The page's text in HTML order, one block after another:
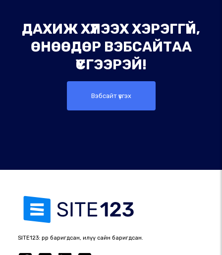
ДАХИЖ ХҮЛЭЭХ ХЭРЭГГҮЙ,
ӨНӨӨДӨР ВЭБСАЙТАА
ҮҮСГЭЭРЭЙ!
Вэбсайт үүсгэх
SITE123: өөрөөр баригдсан, илүү сайн баригдсан.